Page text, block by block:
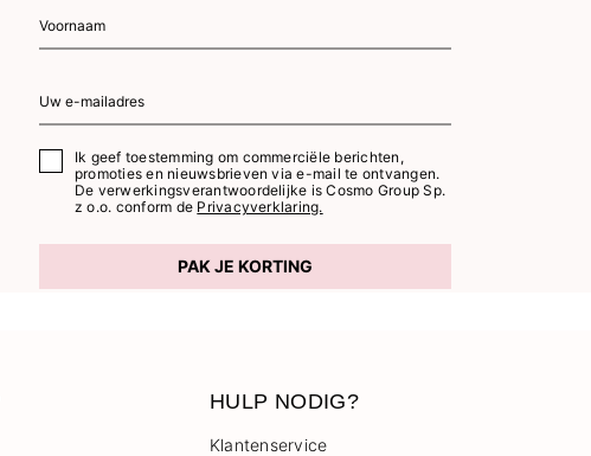
Ik geef toestemming om commerciële berichten,
promoties en nieuwsbrieven via e-mail te ontvangen.
De verwerkingsverantwoordelijke is Cosmo Group Sp.
z o.o. conform de Privacyverklaring.
PAK JE KORTING
HULP NODIG?
Klantenservice